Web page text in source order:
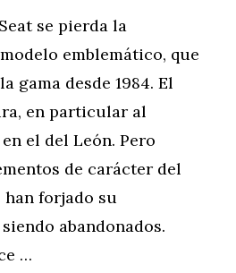
se pierda la
emblemático, que
gama desde 1984. El
en particular al
el del León. Pero
de carácter del
forjado su
abandonados.
…